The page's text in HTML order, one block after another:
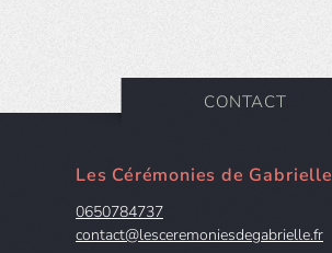
CONTACT
Les Cérémonies de Gabrielle
0650784737
contact@lesceremoniesdegabrielle.fr